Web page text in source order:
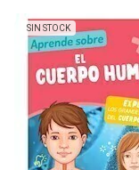
SIN STOCK